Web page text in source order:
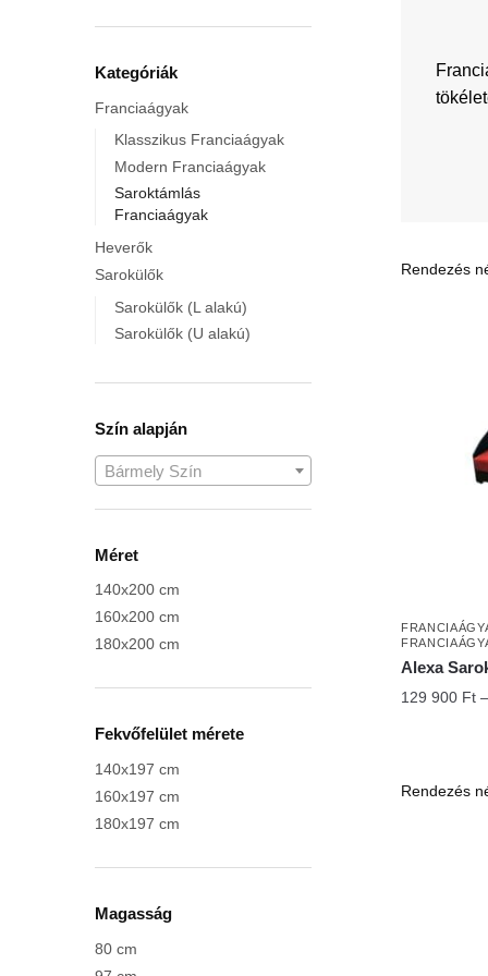
Alexa
129 900 Ft –
a
Kategóriák
Franciaágyak
Klasszikus Franciaágyak
Modern Franciaágyak
Saroktámlás
Franciaágyak
Heverők
Sarokülők
Sarokülők (L alakú)
Sarokülők (U alakú)
Szín alapján
Bármely Szín
Méret
140x200 cm
160x200 cm
180x200 cm
Fekvőfelület mérete
140x197 cm
160x197 cm
180x197 cm
Magasság
80 cm